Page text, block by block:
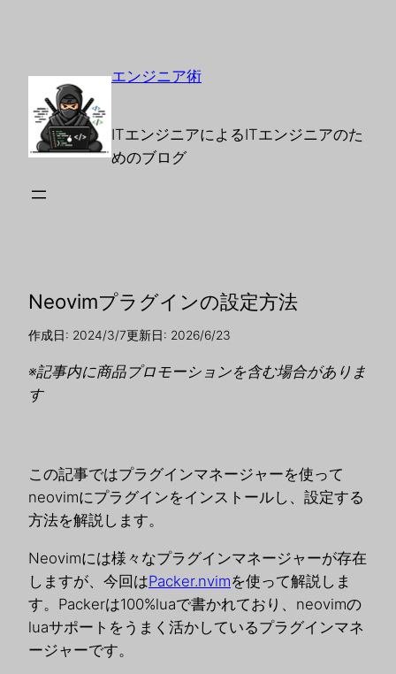
エンジニア術
ITエンジニアによるITエンジニアのた
めのブログ
Neovimプラグインの設定方法
作成日: 2024/3/7更新日: 2026/6/23
※記事内に商品プロモーションを含む場合がありま
す
この記事ではプラグインマネージャーを使って
neovimにプラグインをインストールし、設定する
方法を解説します。
Neovimには様々なプラグインマネージャーが存在
しますが、今回はPacker.nvimを使って解説しま
す。Packerは100%luaで書かれており、neovimの
luaサポートをうまく活かしているプラグインマネ
ージャーです。